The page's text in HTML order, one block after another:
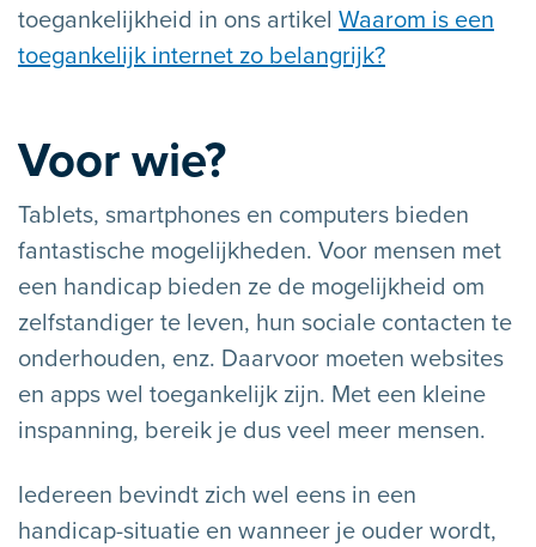
toegankelijkheid in ons artikel Waarom is een
toegankelijk internet zo belangrijk?
Voor wie?
Tablets, smartphones en computers bieden
fantastische mogelijkheden. Voor mensen met
een handicap bieden ze de mogelijkheid om
zelfstandiger te leven, hun sociale contacten te
onderhouden, enz. Daarvoor moeten websites
en apps wel toegankelijk zijn. Met een kleine
inspanning, bereik je dus veel meer mensen.
Iedereen bevindt zich wel eens in een
handicap-situatie en wanneer je ouder wordt,